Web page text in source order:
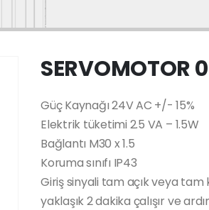
SERVOMOTOR
Güç Kaynağı 24V AC +/- 15%
Elektrik tüketimi 2.5 VA – 1.5W
Bağlantı M30 x 1.5
Koruma sınıfı IP43
Giriş sinyali tam açık veya
yaklaşık 2 dakika çalışır ve